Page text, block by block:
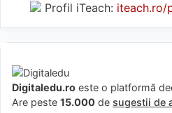
Profil iTeach: iteach.ro/
Digitaledu.ro este o platformă
Are peste 15.000 de sugestii de